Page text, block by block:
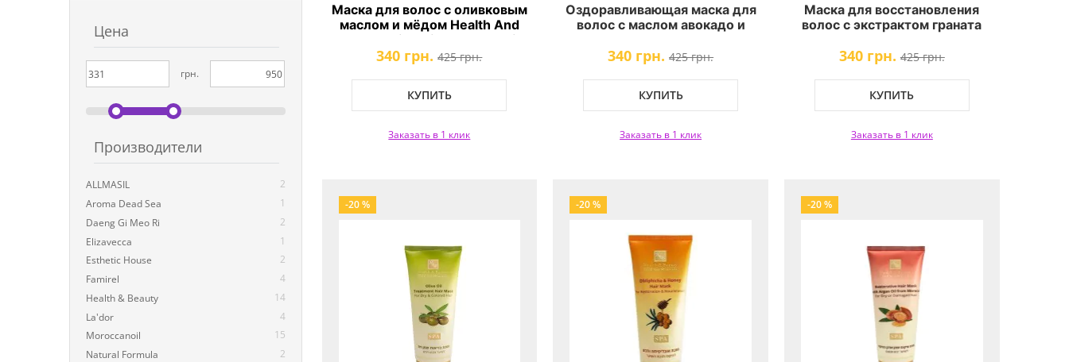
Цена
грн.
Производители
ALLMASIL
2
Aroma Dead Sea
1
Daeng Gi Meo Ri
2
Elizavecca
1
Esthetic House
2
Famirel
4
Health & Beauty
14
La'dor
4
Moroccanoil
15
Natural Formula
2
Маска для волос с оливковым
маслом и мёдом Health And
Beauty Olive Oil & Honey Hair
Mask
340 грн. 425 грн.
КУПИТЬ
Заказать в 1 клик
Оздоравливающая маска для
волос с маслом авокадо и
340 грн. 425 грн.
КУПИТЬ
Заказать в 1 клик
Маска для восстановления
волос с экстрактом граната
340 грн. 425 грн.
КУПИТЬ
Заказать в 1 клик
-20 % -20 % -20 %